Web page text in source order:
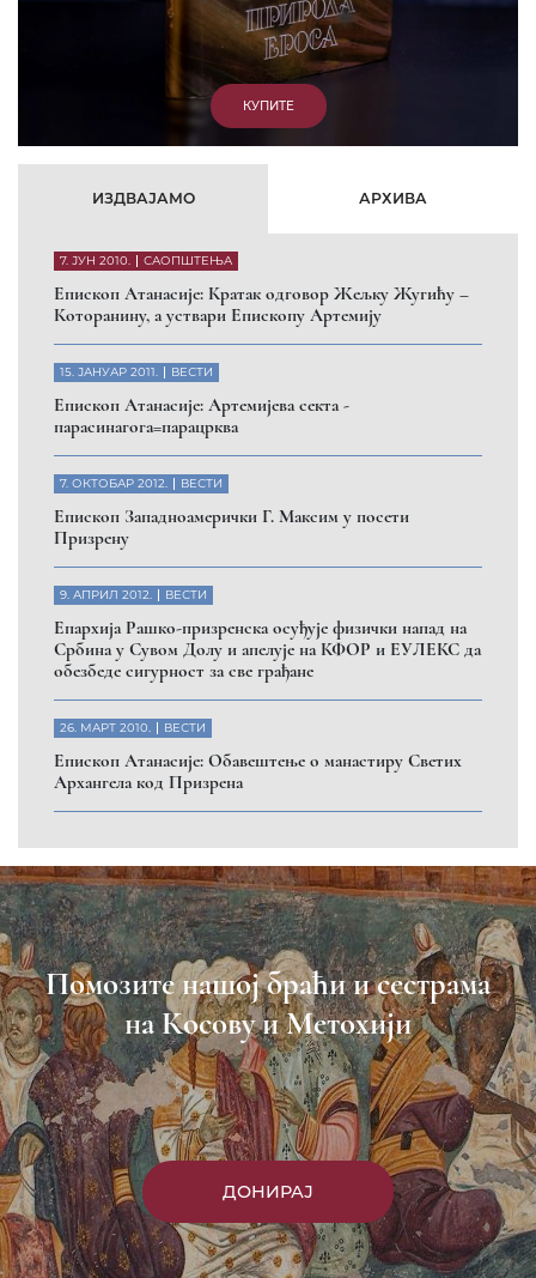
ИЗДВАЈАМО АРХИВА
7. ЈУН 2010. САОПШТЕЊА
Eпископ Атанасије: Кратак одговор Жељку Жугићу –
Которанину, а уствари Епископу Артемију
15. ЈАНУАР 2011. ВЕСТИ
Eпископ Атанасије: Артемијева секта -
парасинагога=парацрква
7. ОКТОБАР 2012. ВЕСТИ
Eпископ Западноамерички Г. Максим у посети
Призрену
9. АПРИЛ 2012. ВЕСТИ
Eпархија Рашко-призренска осуђује физички напад на
Србина у Сувом Долу и апелује на КФОР и ЕУЛЕКС да
обезбеде сигурност за све грађане
26. МАРТ 2010. ВЕСТИ
Eпископ Атанасије: Обавештење о манастиру Светих
Архангела код Призрена
Помозите нашој браћи и сестрама
на Косову и Метохији
ДОНИРАЈ